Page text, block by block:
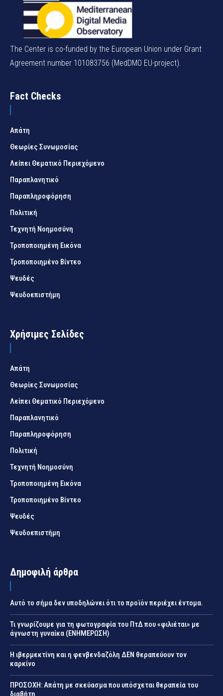
The Center is co-funded by the European Union under Grant
Agreement number 101083756 (MedDMO EU-project).
Fact Checks
Απάτη
Θεωρίες Συνωμοσίας
Λείπει Θεματικό Περιεχόμενο
Παραπλανητικό
Παραπληροφόρηση
Πολιτική
Τεχνητή Νοημοσύνη
Τροποποιημένη Εικόνα
Τροποποιημένο Βίντεο
Ψευδές
Ψευδοεπιστήμη
Χρήσιμες Σελίδες
Απάτη
Θεωρίες Συνωμοσίας
Λείπει Θεματικό Περιεχόμενο
Παραπλανητικό
Παραπληροφόρηση
Πολιτική
Τεχνητή Νοημοσύνη
Τροποποιημένη Εικόνα
Τροποποιημένο Βίντεο
Ψευδές
Ψευδοεπιστήμη
Δημοφιλή άρθρα
Αυτό το σήμα δεν υποδηλώνει ότι το προϊόν περιέχει έντομα.
Τι γνωρίζουμε για τη φωτογραφία του ΠτΔ που «φιλιέται» με
άγνωστη γυναίκα (ΕΝΗΜΕΡΩΣΗ)
Η ιβερμεκτίνη και η φενβενδαζόλη ΔΕΝ θεραπεύουν τον
καρκίνο
ΠΡΟΣΟΧΗ: Απάτη με σκεύασμα που υπόσχεται θεραπεία του
διαβήτη